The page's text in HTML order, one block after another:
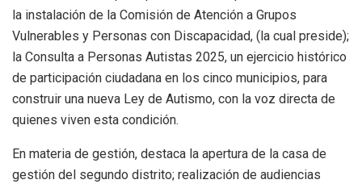
la instalación de la Comisión de Atención a Grupos
Vulnerables y Personas con Discapacidad, (la cual preside);
la Consulta a Personas Autistas 2025, un ejercicio histórico
de participación ciudadana en los cinco municipios, para
construir una nueva Ley de Autismo, con la voz directa de
quienes viven esta condición.
En materia de gestión, destaca la apertura de la casa de
gestión del segundo distrito; realización de audiencias